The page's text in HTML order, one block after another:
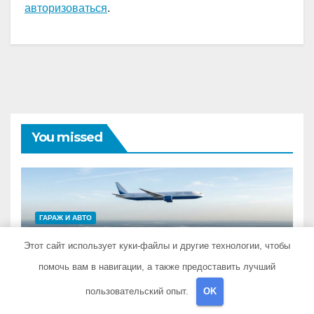
авторизоваться.
You missed
ГАРАЖ И АВТО
Особенности
авиаперелётов между
европейской частью
страны и дальневосточным
PRISTROYKIN_
Этот сайт использует куки-файлы и другие технологии, чтобы
помочь вам в навигации, а также предоставить лучший
пользовательский опыт. OK